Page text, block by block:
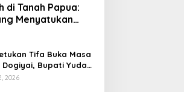
Tanah Papua:
Menyatukan
Sosial
Tifa Buka Masa
Dogiyai, Bupati Yudas
Mulai
2026